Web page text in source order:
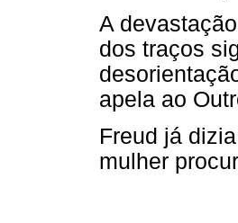
A
dos traços
apela ao
Freud já
mulher